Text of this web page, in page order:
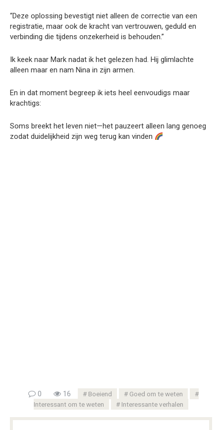
“Deze oplossing bevestigt niet alleen de correctie van een
registratie, maar ook de kracht van vertrouwen, geduld en
verbinding die tijdens onzekerheid is behouden.”
Ik keek naar Mark nadat ik het gelezen had. Hij glimlachte
alleen maar en nam Nina in zijn armen.
En in dat moment begreep ik iets heel eenvoudigs maar
krachtigs:
Soms breekt het leven niet—het pauzeert alleen lang genoeg
zodat duidelijkheid zijn weg terug kan vinden
0 16 Boeiend
Goed om te weten
Interessant om te weten
Interessante verhalen